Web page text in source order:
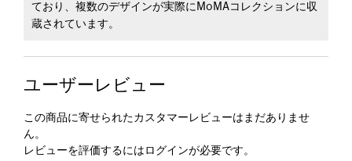
ており、複数のデザインが実際にMoMAコレクションに収
蔵されています。
ユーザーレビュー
この商品に寄せられたカスタマーレビューはまだありませ
ん。
レビューを評価するには ログインが必要です。